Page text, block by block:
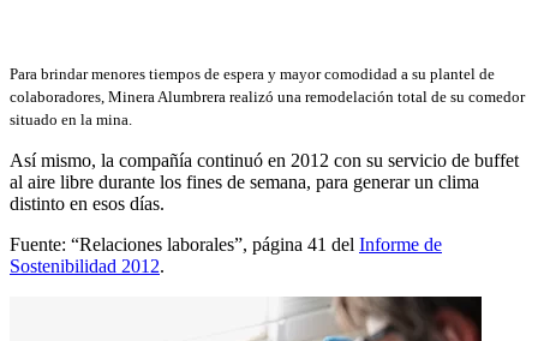
Para brindar menores tiempos de espera y mayor comodidad a su plantel de
colaboradores, Minera Alumbrera realizó una remodelación total de su comedor
situado en la mina.
Así mismo, la compañía continuó en 2012 con su servicio de buffet
al aire libre durante los fines de semana, para generar un clima
distinto en esos días.
Fuente: “Relaciones laborales”, página 41 del Informe de
Sostenibilidad 2012.